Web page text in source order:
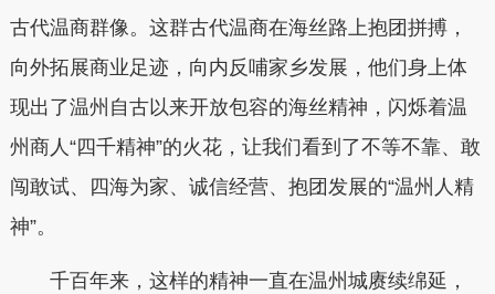
古代温商群像。这群古代温商在海丝路上抱团拼搏，
向外拓展商业足迹，向内反哺家乡发展，他们身上体
现出了温州自古以来开放包容的海丝精神，闪烁着温
州商人“四千精神”的火花，让我们看到了不等不靠、敢
闯敢试、四海为家、诚信经营、抱团发展的“温州人精
神”。
千百年来，这样的精神一直在温州城赓续绵延，